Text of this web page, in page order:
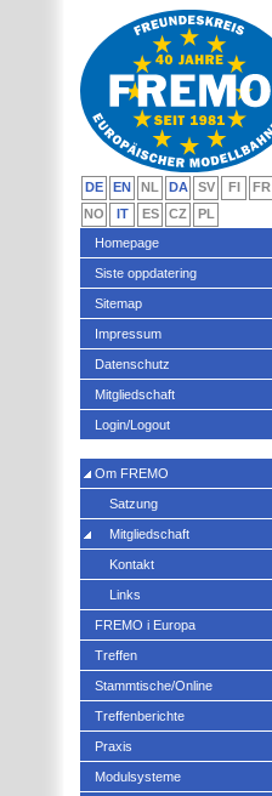
DE EN NL DA SV FI
FR
NO
IT ES CZ
PL
Homepage
Siste oppdatering
Sitemap
Impressum
Datenschutz
Mitgliedschaft
Login/Logout
Om FREMO
Satzung
Mitgliedschaft
Kontakt
Links
FREMO i Europa
Treffen
Stammtische/Online
Treffenberichte
Praxis
Modulsysteme